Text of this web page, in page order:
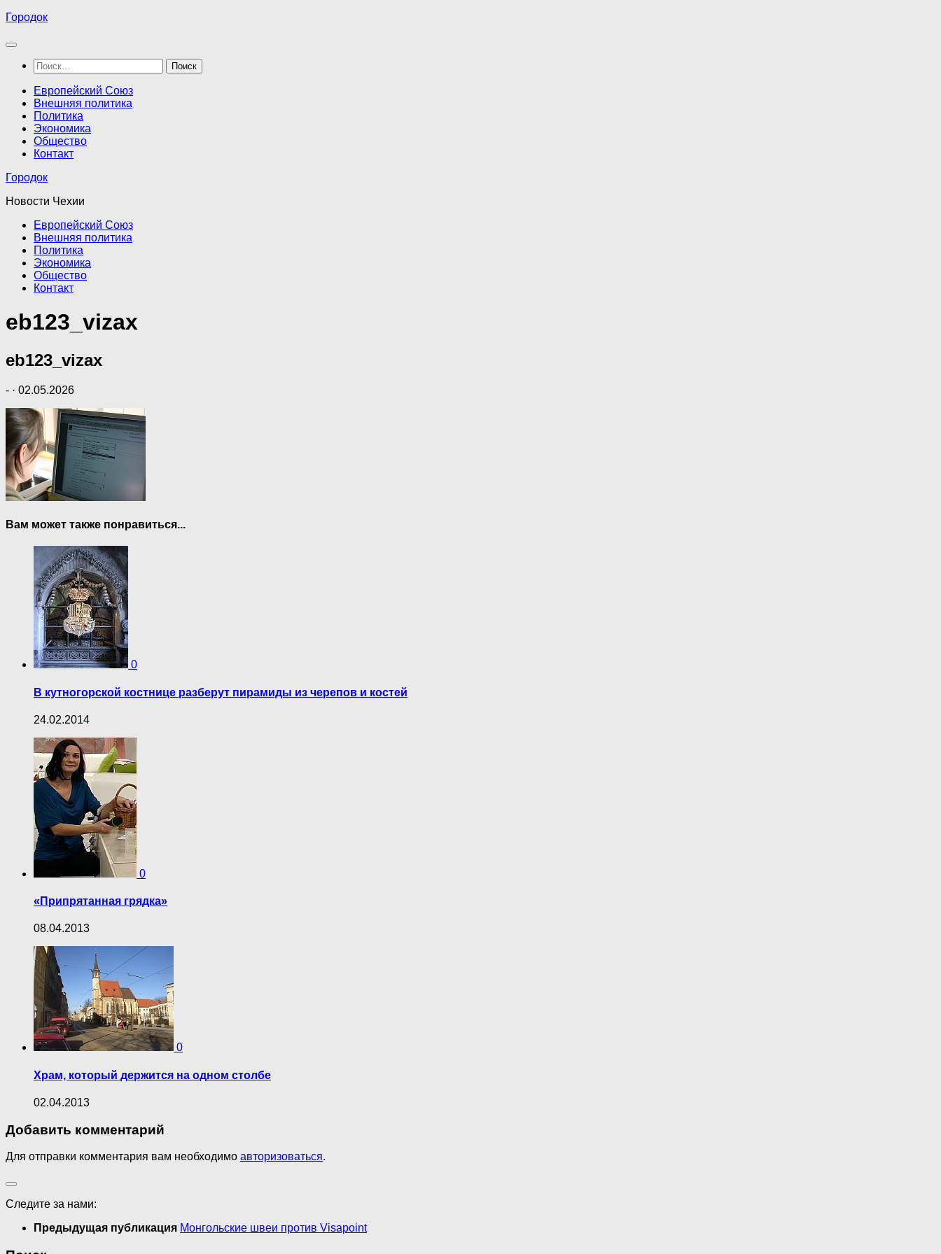
Перейти
содержимому
Городок
Найти:
Европейский Союз
Внешняя политика
Политика
Экономика
Общество
Контакт
Городок
Новости Чехии
Европейский Союз
Внешняя политика
Политика
Экономика
Общество
Контакт
eb123_vizax
eb123_vizax
- · 02.05.2026
Вам может также понравиться...
0
В кутногорской костнице разберут пирамиды из черепов и костей
24.02.2014
0
«Припрятанная грядка»
08.04.2013
0
Храм, который держится на одном столбе
02.04.2013
Добавить комментарий
Для отправки комментария вам необходимо авторизоваться.
Следите за нами:
Предыдущая публикация Монгольские швеи против Visapoint